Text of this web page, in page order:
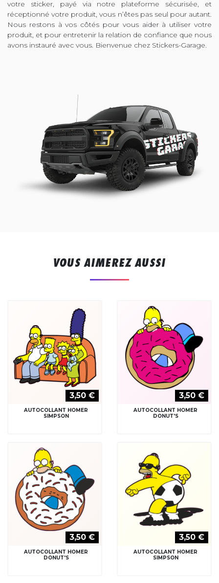
votre sticker, payé via notre plateforme sécurisée, et
réceptionné votre produit, vous n’êtes pas seul pour autant.
Nous restons à vos côtés pour vous aider à utiliser votre
produit, et pour entretenir la relation de confiance que nous
avons instauré avec vous. Bienvenue chez Stickers-Garage.
VOUS AIMEREZ AUSSI
3,50 €
AUTOCOLLANT HOMER
SIMPSON
3,50 €
AUTOCOLLANT HOMER
DONUT'S
3,50 €
AUTOCOLLANT HOMER
DONUT'S
3,50 €
AUTOCOLLANT HOMER
SIMPSON